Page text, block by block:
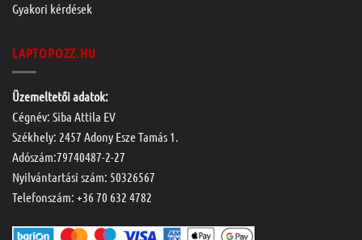
Gyakori kérdések
LAPTOPOZZ.HU
Üzemeltetői adatok:
Cégnév: Siba Attila EV
Székhely: 2457 Adony Esze Tamás 1.
Adószám:79740487-2-27
Nyilvántartási szám: 50326567
Telefonszám: +36 70 632 4782